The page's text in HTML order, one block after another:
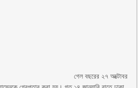
গেল বছরের ২৭ অক্টোবর